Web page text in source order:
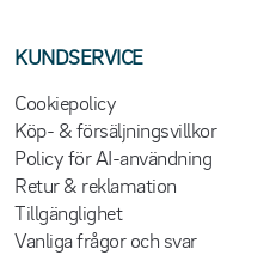
KUNDSERVICE
Cookiepolicy
Köp- & försäljningsvillkor
Policy för AI-användning
Retur & reklamation
Tillgänglighet
Vanliga frågor och svar